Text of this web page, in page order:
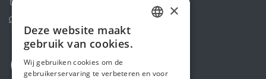
ENGLISH
×
Deze website maakt
gebruik van cookies.
Wij gebruiken cookies om de
gebruikerservaring te verbeteren en voor